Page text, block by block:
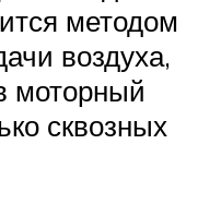
методом
воздуха,
моторный
сквозных